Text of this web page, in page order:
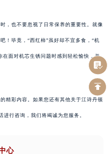
，也不要忽视了日常保养的重要性。就像
！毕竟，“西红柿”虽好却不宜多食，“机
在面对机芯生锈问题时感到轻松愉快，并
精彩内容。如果您还有其他关于江诗丹顿
行咨询，我们将竭诚为您服务。
心